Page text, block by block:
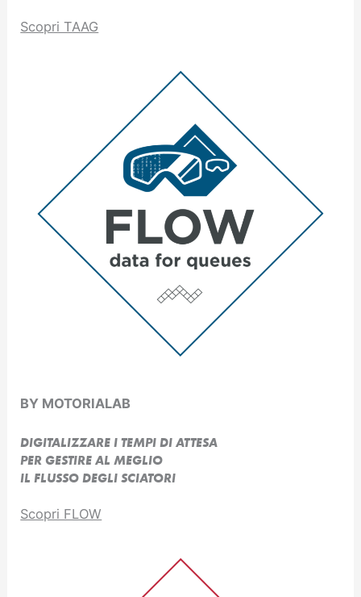
Scopri TAAG
BY MOTORIALAB
DIGITALIZZARE I TEMPI DI ATTESA
PER GESTIRE AL MEGLIO
IL FLUSSO DEGLI SCIATORI
Scopri FLOW